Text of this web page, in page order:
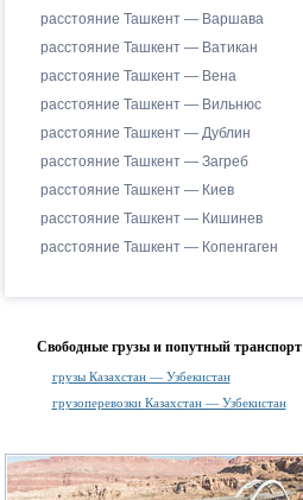
расстояние Ташкент — Варшава
расстояние Ташкент — Ватикан
расстояние Ташкент — Вена
расстояние Ташкент — Вильнюс
расстояние Ташкент — Дублин
расстояние Ташкент — Загреб
расстояние Ташкент — Киев
расстояние Ташкент — Кишинев
расстояние Ташкент — Копенгаген
Свободные грузы и попутный транспорт
грузы Казахстан — Узбекистан
грузоперевозки Казахстан — Узбекистан